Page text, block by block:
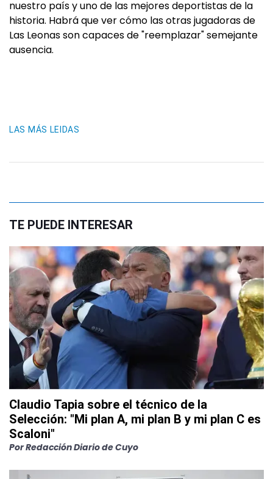
nuestro país y uno de las mejores deportistas de la
historia. Habrá que ver cómo las otras jugadoras de
Las Leonas son capaces de "reemplazar" semejante
ausencia.
LAS MÁS LEIDAS
TE PUEDE INTERESAR
Claudio Tapia sobre el técnico de la
Selección: "Mi plan A, mi plan B y mi plan C es
Scaloni"
PorRedacción Diario de Cuyo